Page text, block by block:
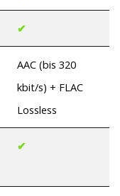
✔
AAC (bis 320
kbit/s) + FLAC
Lossless
✔